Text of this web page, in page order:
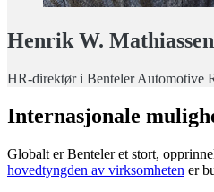
Henrik W. Mathiassen
HR-direktør i Benteler Automotive
Internasjonale
Globalt er Benteler et stort,
hovedtyngden av virksomheten er